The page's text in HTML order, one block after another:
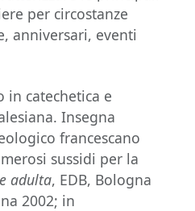
per circostanze
anniversari, eventi
in catechetica e
Insegna
francescano
sussidi per la
adulta, EDB, Bologna
2002; in